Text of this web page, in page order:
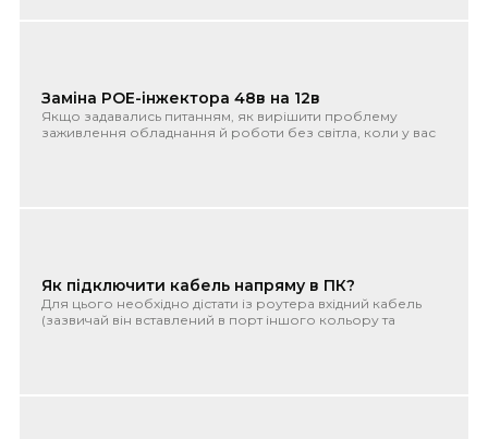
Заміна POE-інжектора 48в на 12в
Якщо задавались питанням, як вирішити проблему
заживлення обладнання й роботи без світла, коли у вас
Як підключити кабель напряму в ПК?
Для цього необхідно дістати із роутера вхідний кабель
(зазвичай він вставлений в порт іншого кольору та